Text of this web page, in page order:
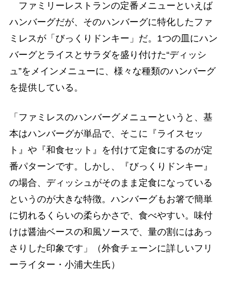
ファミリーレストランの定番メニューといえば
ハンバーグだが、そのハンバーグに特化したファ
ミレスが「びっくりドンキー」だ。1つの皿にハン
バーグとライスとサラダを盛り付けた“ディッシ
ュ”をメインメニューに、様々な種類のハンバーグ
を提供している。
「ファミレスのハンバーグメニューというと、基
本はハンバーグが単品で、そこに『ライスセッ
ト』や『和食セット』を付けて定食にするのが定
番パターンです。しかし、『びっくりドンキー』
の場合、ディッシュがそのまま定食になっている
というのが大きな特徴。ハンバーグもお箸で簡単
に切れるくらいの柔らかさで、食べやすい。味付
けは醤油ベースの和風ソースで、量の割にはあっ
さりした印象です」（外食チェーンに詳しいフリ
ーライター・小浦大生氏）